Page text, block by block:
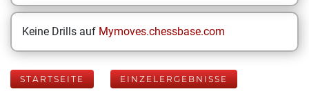
Keine Drills auf Mymoves.chessbase.com
STARTSEITE EINZELERGEBNISSE